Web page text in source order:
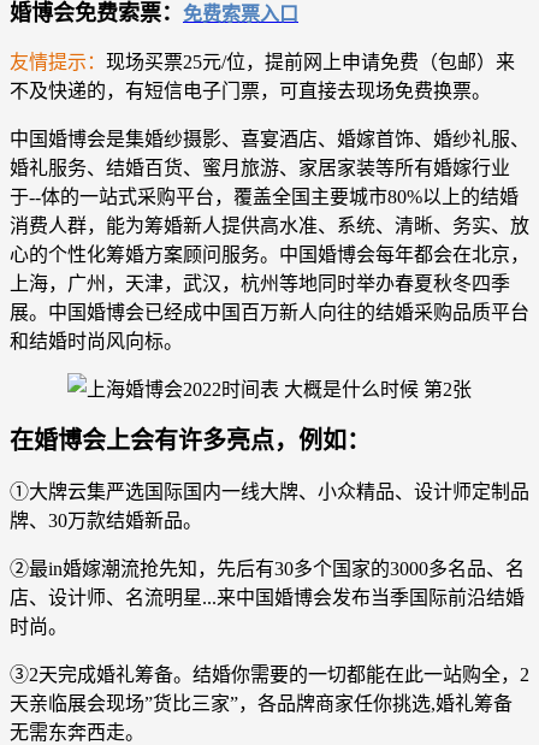
婚博会免费索票： 免费索票入口
友情提示： 现场买票25元/位，提前网上申请免费（包邮）来
不及快递的，有短信电子门票，可直接去现场免费换票。
中国婚博会是集婚纱摄影、喜宴酒店、婚嫁首饰、婚纱礼服、
婚礼服务、结婚百货、蜜月旅游、家居家装等所有婚嫁行业
于--体的一站式采购平台，覆盖全国主要城市80%以上的结婚
消费人群，能为筹婚新人提供高水准、系统、清晰、务实、放
心的个性化筹婚方案顾问服务。中国婚博会每年都会在北京，
上海，广州，天津，武汉，杭州等地同时举办春夏秋冬四季
展。中国婚博会已经成中国百万新人向往的结婚采购品质平台
和结婚时尚风向标。
在婚博会上会有许多亮点，例如：
①大牌云集严选国际国内一线大牌、小众精品、设计师定制品
牌、30万款结婚新品。
②最in婚嫁潮流抢先知，先后有30多个国家的3000多名品、名
店、设计师、名流明星...来中国婚博会发布当季国际前沿结婚
时尚。
③2天完成婚礼筹备。结婚你需要的一切都能在此一站购全，2
天亲临展会现场”货比三家”，各品牌商家任你挑选,婚礼筹备
无需东奔西走。